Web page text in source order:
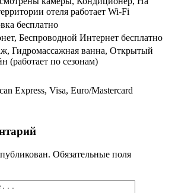
отеля работает Wi-Fi
бесплатно
Беспроводной Интернет бесплатно
Гидромассажная ванна, Открытый
(работает по сезонам)
Express, Visa, Euro/Mastercard
Обязательные поля